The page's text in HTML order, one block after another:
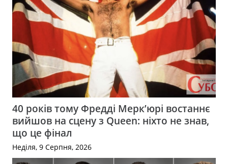
40 років тому Фредді Мерк’юрі востаннє
вийшов на сцену з Queen: ніхто не знав,
що це фінал
Неділя, 9 Серпня, 2026